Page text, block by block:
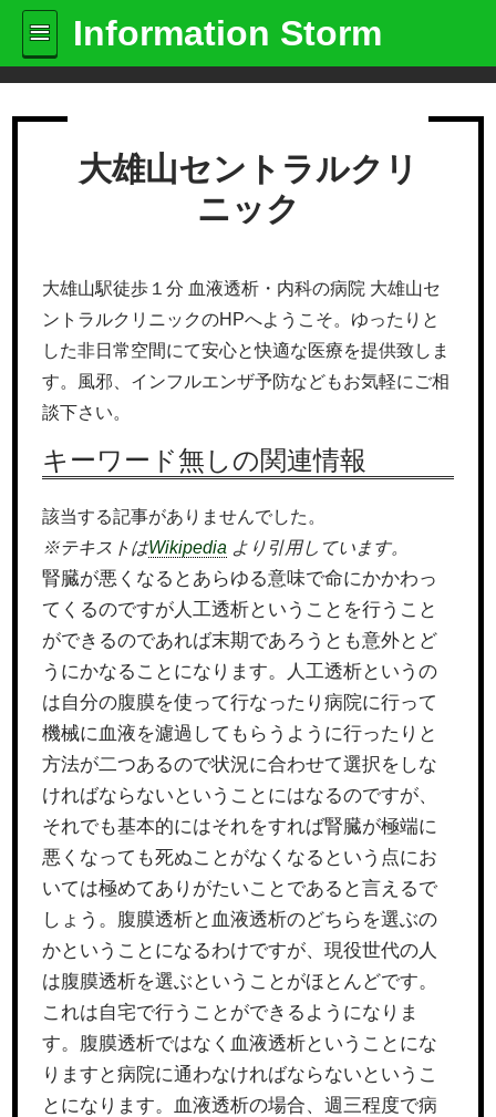
Information Storm
大雄山セントラルクリ
ニック
大雄山駅徒歩１分 血液透析・内科の病院 大雄山セ
ントラルクリニックのHPへようこそ。ゆったりと
した非日常空間にて安心と快適な医療を提供致しま
す。風邪、インフルエンザ予防などもお気軽にご相
談下さい。
キーワード無しの関連情報
該当する記事がありませんでした。
※テキストはWikipedia より引用しています。
腎臓が悪くなるとあらゆる意味で命にかかわっ
てくるのですが人工透析ということを行うこと
ができるのであれば末期であろうとも意外とど
うにかなることになります。人工透析というの
は自分の腹膜を使って行なったり病院に行って
機械に血液を濾過してもらうように行ったりと
方法が二つあるので状況に合わせて選択をしな
ければならないということにはなるのですが、
それでも基本的にはそれをすれば腎臓が極端に
悪くなっても死ぬことがなくなるという点にお
いては極めてありがたいことであると言えるで
しょう。腹膜透析と血液透析のどちらを選ぶの
かということになるわけですが、現役世代の人
は腹膜透析を選ぶということがほとんどです。
これは自宅で行うことができるようになりま
す。腹膜透析ではなく血液透析ということにな
りますと病院に通わなければならないというこ
とになります。血液透析の場合、週三程度で病